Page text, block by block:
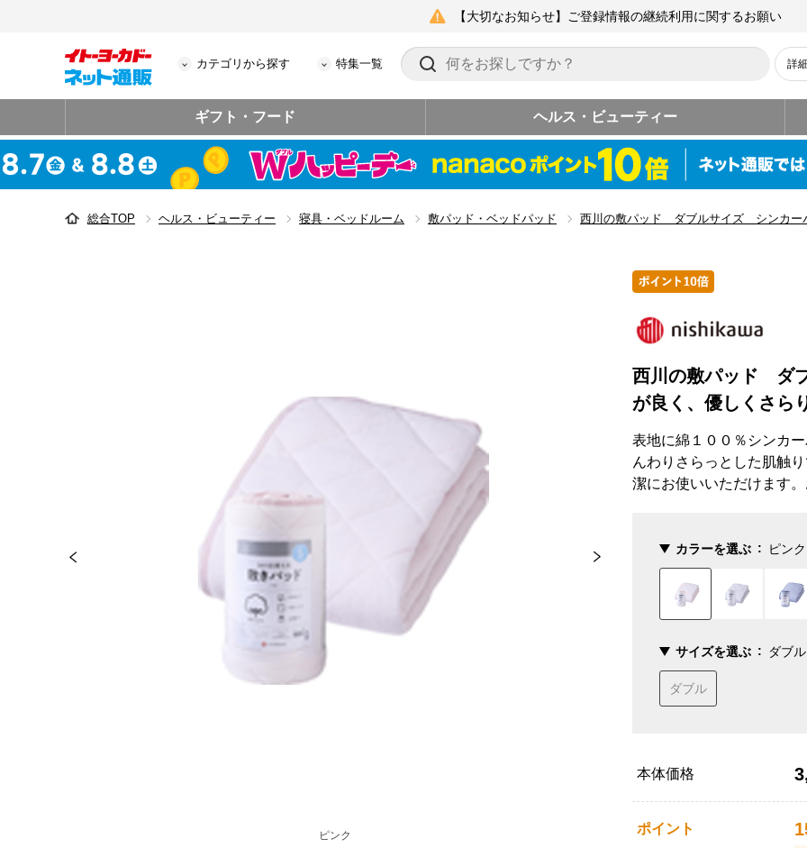
【大切なお知らせ】ご登録情報の継続利用に関するお願い
カテゴリから探す 特集一覧 詳
ギフト・フード ヘルス・ビューティー
総合TOP ヘルス・ビューティー 寝具・ベッドルーム 敷パッド・ベッドパッド 西川の敷パッド ダブルサイズ シンカー
ピンク
西川の敷パッド ダ
が良く、優しくさら
表地に綿１００％シンカ
んわりさらっとした肌触
潔にお使いいただけます
カラーを選ぶ ピンク
サイズを選ぶ ダブル
ダブル
本体価格
ポイント